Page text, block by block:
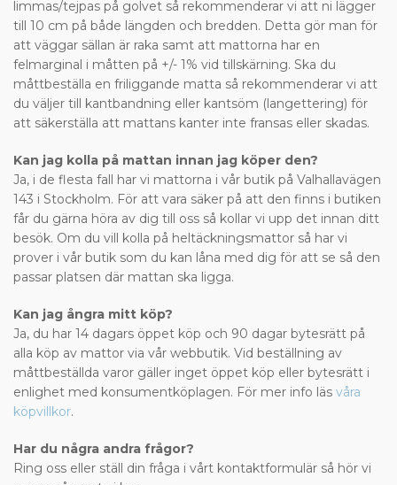
limmas/tejpas på golvet så rekommenderar vi att ni lägger
till 10 cm på både längden och bredden. Detta gör man för
att väggar sällan är raka samt att mattorna har en
felmarginal i måtten på +/- 1% vid tillskärning. Ska du
måttbeställa en friliggande matta så rekommenderar vi att
du väljer till kantbandning eller kantsöm (langettering) för
att säkerställa att mattans kanter inte fransas eller skadas.
Kan jag kolla på mattan innan jag köper den?
Ja, i de flesta fall har vi mattorna i vår butik på Valhallavägen
143 i Stockholm. För att vara säker på att den finns i butiken
får du gärna höra av dig till oss så kollar vi upp det innan ditt
besök. Om du vill kolla på heltäckningsmattor så har vi
prover i vår butik som du kan låna med dig för att se så den
passar platsen där mattan ska ligga.
Kan jag ångra mitt köp?
Ja, du har 14 dagars öppet köp och 90 dagar bytesrätt på
alla köp av mattor via vår webbutik. Vid beställning av
måttbeställda varor gäller inget öppet köp eller bytesrätt i
enlighet med konsumentköplagen. För mer info läs våra
köpvillkor.
Har du några andra frågor?
Ring oss eller ställ din fråga i vårt kontaktformulär så hör vi